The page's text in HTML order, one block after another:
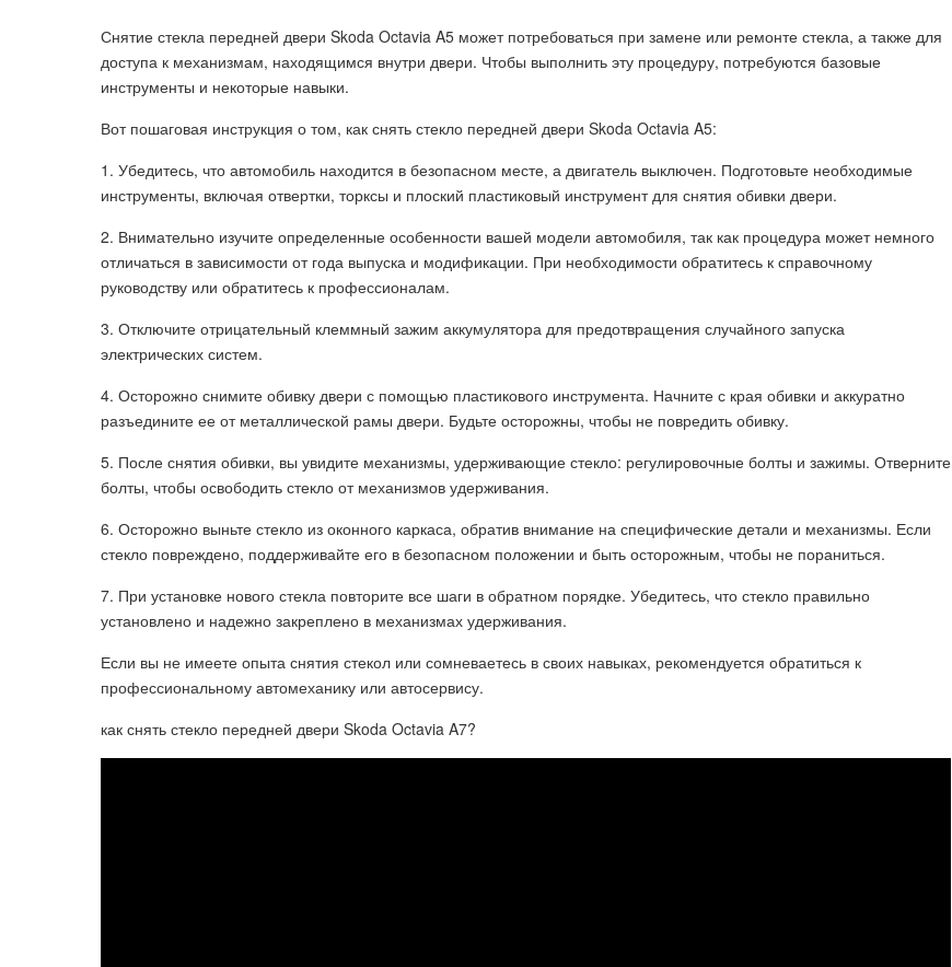
Снятие стекла передней двери Skoda Octavia A5 может потребоваться при замене или ремонте стекла, а также для
доступа к механизмам, находящимся внутри двери. Чтобы выполнить эту процедуру, потребуются базовые
инструменты и некоторые навыки.
Вот пошаговая инструкция о том, как снять стекло передней двери Skoda Octavia A5:
1. Убедитесь, что автомобиль находится в безопасном месте, а двигатель выключен. Подготовьте необходимые
инструменты, включая отвертки, торксы и плоский пластиковый инструмент для снятия обивки двери.
2. Внимательно изучите определенные особенности вашей модели автомобиля, так как процедура может немного
отличаться в зависимости от года выпуска и модификации. При необходимости обратитесь к справочному
руководству или обратитесь к профессионалам.
3. Отключите отрицательный клеммный зажим аккумулятора для предотвращения случайного запуска
электрических систем.
4. Осторожно снимите обивку двери с помощью пластикового инструмента. Начните с края обивки и аккуратно
разъедините ее от металлической рамы двери. Будьте осторожны, чтобы не повредить обивку.
5. После снятия обивки, вы увидите механизмы, удерживающие стекло: регулировочные болты и зажимы. Отверните
болты, чтобы освободить стекло от механизмов удерживания.
6. Осторожно выньте стекло из оконного каркаса, обратив внимание на специфические детали и механизмы. Если
стекло повреждено, поддерживайте его в безопасном положении и быть осторожным, чтобы не пораниться.
7. При установке нового стекла повторите все шаги в обратном порядке. Убедитесь, что стекло правильно
установлено и надежно закреплено в механизмах удерживания.
Если вы не имеете опыта снятия стекол или сомневаетесь в своих навыках, рекомендуется обратиться к
профессиональному автомеханику или автосервису.
как снять стекло передней двери Skoda Octavia A7?